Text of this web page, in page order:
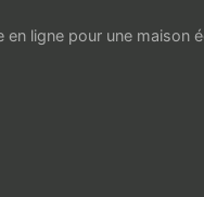
en ligne pour une maison